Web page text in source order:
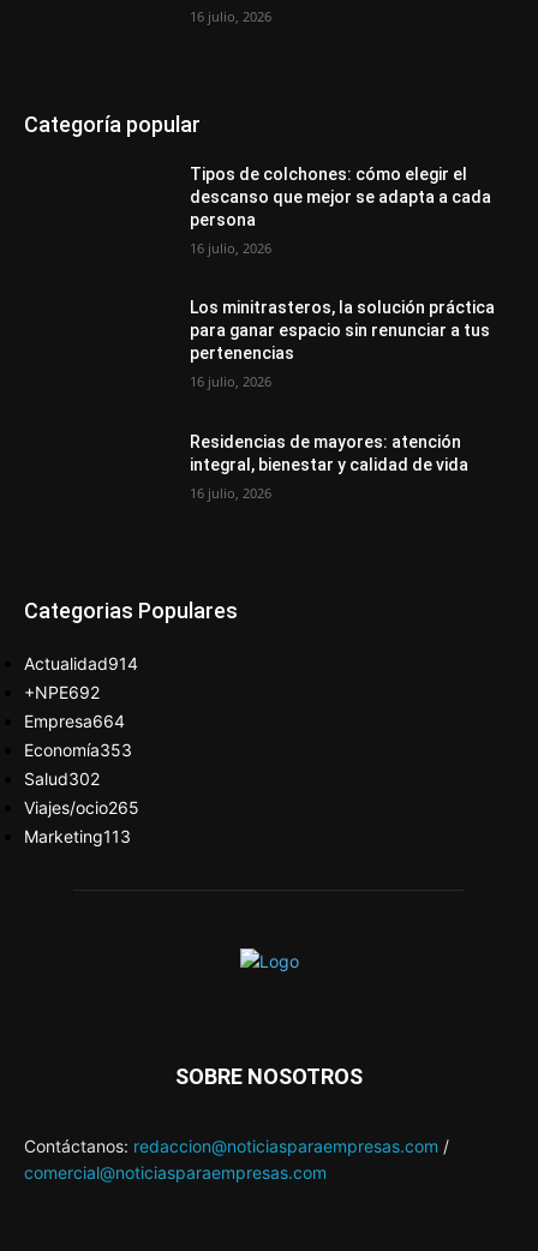
16 julio, 2026
Categoría popular
Tipos de colchones: cómo elegir el
descanso que mejor se adapta a cada
persona
16 julio, 2026
Los minitrasteros, la solución práctica
para ganar espacio sin renunciar a tus
pertenencias
16 julio, 2026
Residencias de mayores: atención
integral, bienestar y calidad de vida
16 julio, 2026
Categorias Populares
Actualidad914
+NPE692
Empresa664
Economía353
Salud302
Viajes/ocio265
Marketing113
SOBRE NOSOTROS
Contáctanos: redaccion@noticiasparaempresas.com /
comercial@noticiasparaempresas.com